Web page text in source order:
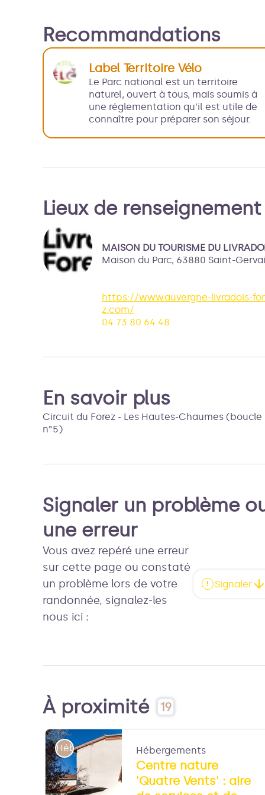
Recommandations
Label Territoire Vélo
Le Parc national est un territoire
naturel, ouvert à tous, mais soumis à
une réglementation qu’il est utile de
connaître pour préparer son séjour.
Lieux de renseignement
MAISON DU TOURISME DU
Maison du Parc, 63880 Saint-
https://www.auvergne-livradois-
z.com/
04 73 80 64 48
En savoir plus
Circuit du Forez - Les Hautes-Chaumes (boucle
n°5)
Signaler un problème
une erreur
Vous avez repéré une erreur
sur cette page ou constaté
un problème lors de votre
randonnée, signalez-les
nous ici :
Signaler
À proximité 19
Hébergements Hébergements
Centre nature
'Quatre Vents' : aire